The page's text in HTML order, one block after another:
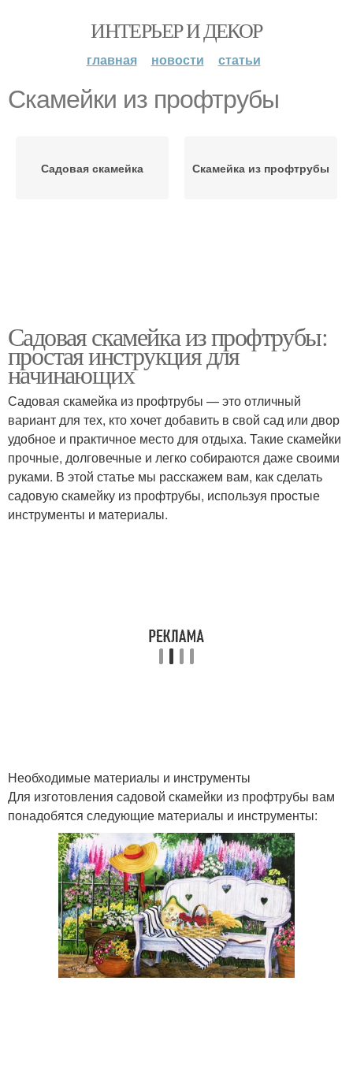
ИНТЕРЬЕР И ДЕКОР
главная новости статьи
Скамейки из профтрубы
Садовая скамейка Скамейка из профтрубы
Садовая скамейка из профтрубы:
простая инструкция для
начинающих
Садовая скамейка из профтрубы — это отличный
вариант для тех, кто хочет добавить в свой сад или двор
удобное и практичное место для отдыха. Такие скамейки
прочные, долговечные и легко собираются даже своими
руками. В этой статье мы расскажем вам, как сделать
садовую скамейку из профтрубы, используя простые
инструменты и материалы.
Необходимые материалы и инструменты
Для изготовления садовой скамейки из профтрубы вам
понадобятся следующие материалы и инструменты: